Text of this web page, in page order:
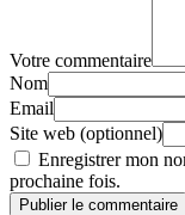
Votre commentaire
Nom
Email
Site web (optionnel)
Enregistrer mon
prochaine fois.
Publier le commentaire